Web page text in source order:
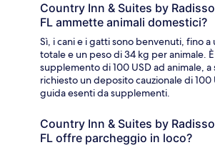
Country Inn & Suites by
FL ammette animali domestici?
Sì, i cani e i gatti sono benvenuti, fino a
totale e un peso di 34 kg per animale.
supplemento di 100 USD ad animale,
richiesto un deposito cauzionale di 100
guida esenti da supplementi.
Country Inn & Suites by
FL offre parcheggio in loco?